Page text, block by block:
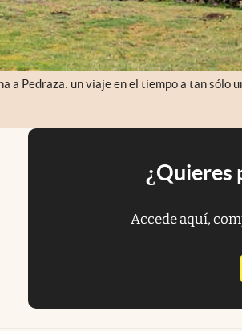
a Pedraza: un viaje en el tiempo a tan sólo
¿Quieres
Accede aquí,